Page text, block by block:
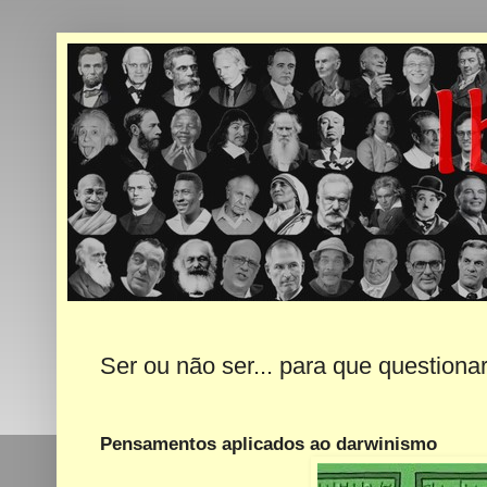
Ser ou não ser... para que
Pensamentos aplicados ao darwinismo